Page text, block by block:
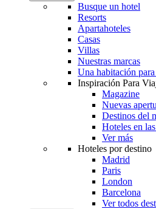
Busque un hotel
Resorts
Apartahoteles
Casas
Villas
Nuestras marcas
Una habitación
Inspiración Para
Magazine
Nuevas
Destinos del
Hoteles en
Ver más
Hoteles por destino
Madrid
Paris
London
Barcelona
Ver todos